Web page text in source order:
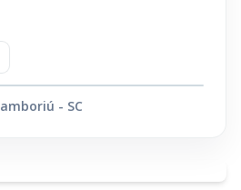
- SC